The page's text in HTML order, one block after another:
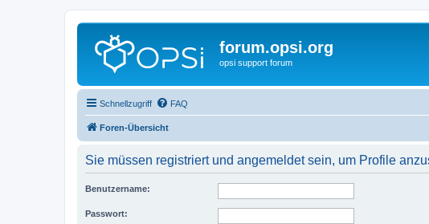
forum.opsi.org
opsi support forum
Schnellzugriff FAQ
Foren-Übersicht
Sie müssen registriert und angemeldet sein, um Profile
Benutzername:
Passwort: